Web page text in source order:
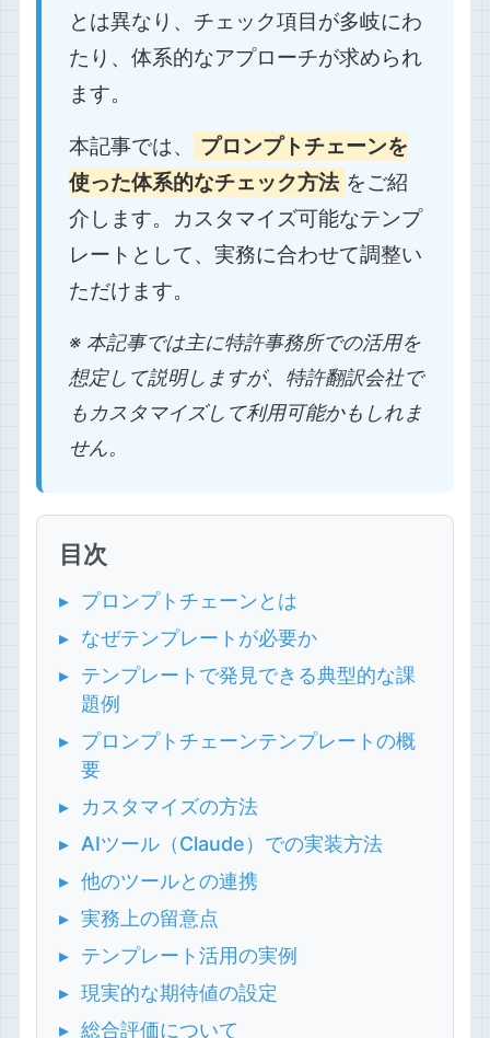
とは異なり、チェック項目が多岐にわ
たり、体系的なアプローチが求められ
ます。
本記事では、
プロンプトチェーンを
使った体系的なチェック方法 をご紹
介します。カスタマイズ可能なテンプ
レートとして、実務に合わせて調整い
ただけます。
※ 本記事では主に特許事務所での活用を
想定して説明しますが、特許翻訳会社で
もカスタマイズして利用可能かもしれま
せん。
目次
プロンプトチェーンとは
なぜテンプレートが必要か
テンプレートで発見できる典型的な課
題例
プロンプトチェーンテンプレートの概
要
カスタマイズの方法
AIツール（Claude）での実装方法
他のツールとの連携
実務上の留意点
テンプレート活用の実例
現実的な期待値の設定
総合評価について